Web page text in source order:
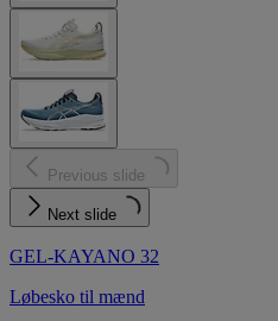
Previous slide
Next slide
GEL-KAYANO 32
Løbesko til mænd